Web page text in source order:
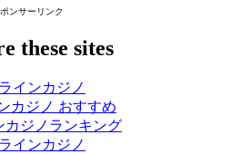
ンサーリンク
these sites
インカジノ
カジノ おすすめ
カジノランキング
インカジノ